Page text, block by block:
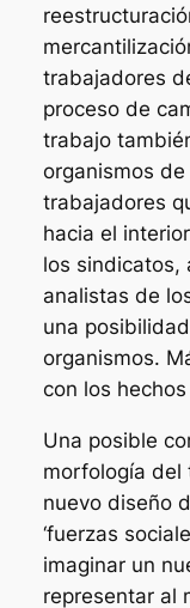
trabajadores
proceso de
trabajo
organismos
trabajadores
hacia el
los sindicatos,
analistas de
una
organismos.
con los
Una posible
morfología del
nuevo diseño
‘fuerzas
imaginar un
representar al